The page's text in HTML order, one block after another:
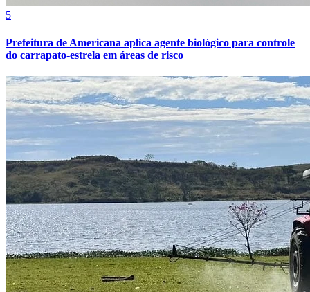
Bahia
5
Prefeitura de Americana aplica agente biológico para controle
do carrapato-estrela em áreas de risco